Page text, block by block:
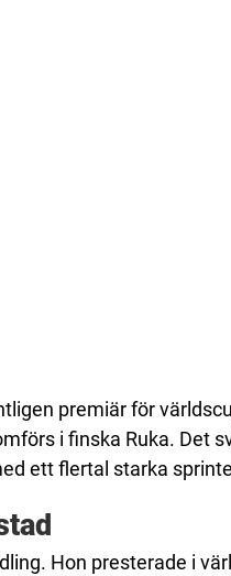
premiär för
i finska Ruka. Det
ett flertal starka
Hon presterade i